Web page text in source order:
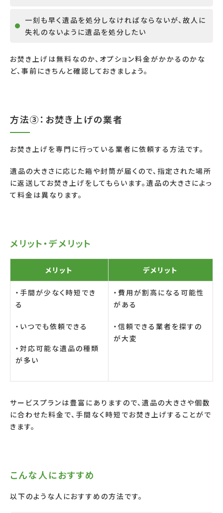
一刻も早く遺品を処分しなければならないが、故人に
失礼のないように遺品を処分したい
お焚き上げは無料なのか、オプション料金がかかるのかな
ど、事前にきちんと確認しておきましょう。
方法③：お焚き上げの業者
お焚き上げを専門に行っている業者に依頼する方法です。
遺品の大きさに応じた箱や封筒が届くので、指定された場所
に返送してお焚き上げをしてもらいます。遺品の大きさによっ
て料金は異なります。
メリット・デメリット
メリット デメリット
・手間が少なく時短でき
る
・いつでも依頼できる
・対応可能な遺品の種類
が多い
・費用が割高になる可能性
がある
・信頼できる業者を探すの
が大変
サービスプランは豊富にありますので、遺品の大きさや個数
に合わせた料金で、手間なく時短でお焚き上げすることがで
きます。
こんな人におすすめ
以下のような人におすすめの方法です。